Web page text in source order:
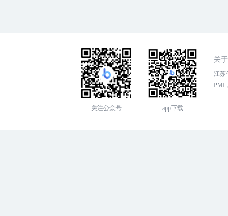
关注公众号 app下载
关
江苏
PMI